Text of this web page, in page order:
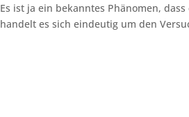
Es ist ja ein bekanntes Phänomen,
handelt es sich eindeutig um den